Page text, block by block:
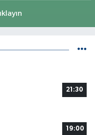
21:30
19:00